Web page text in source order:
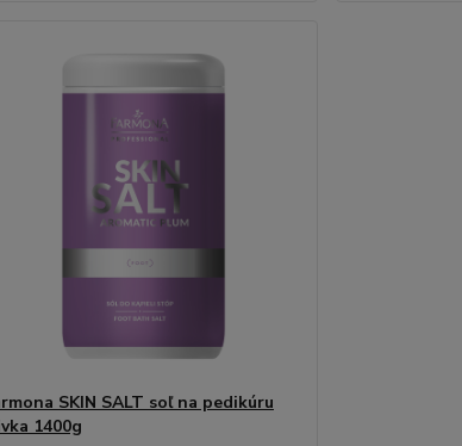
SKIN SALT soľ na pedikúru
1400g